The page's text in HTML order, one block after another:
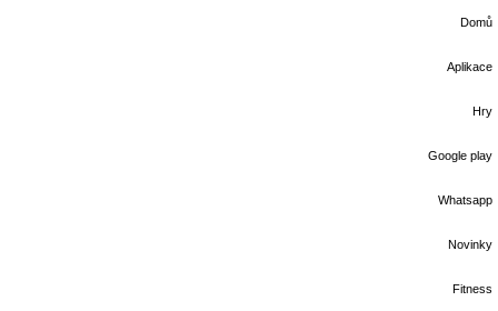
Domů
Aplikace
Hry
Google play
Whatsapp
Novinky
Fitness